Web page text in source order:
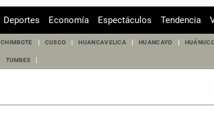
Deportes Economía Espectáculos Tendencia
CHIMBOTE CUSCO HUANCAVELICA HUANCAYO
TUMBES